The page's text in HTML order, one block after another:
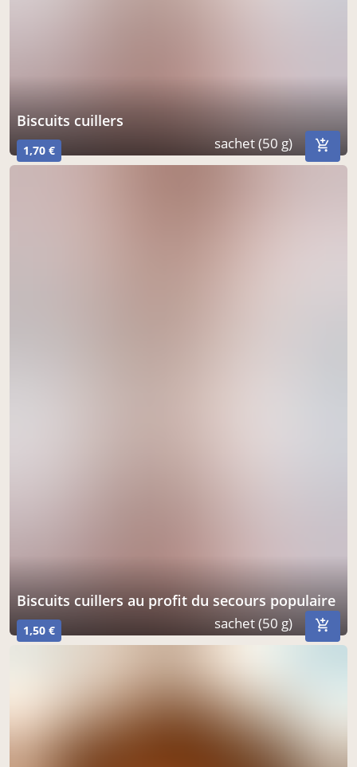
biscuits cuillers
1,70 € sachet (50 g)
biscuits cuillers au profit du secours populaire
1,50 € sachet (50 g)